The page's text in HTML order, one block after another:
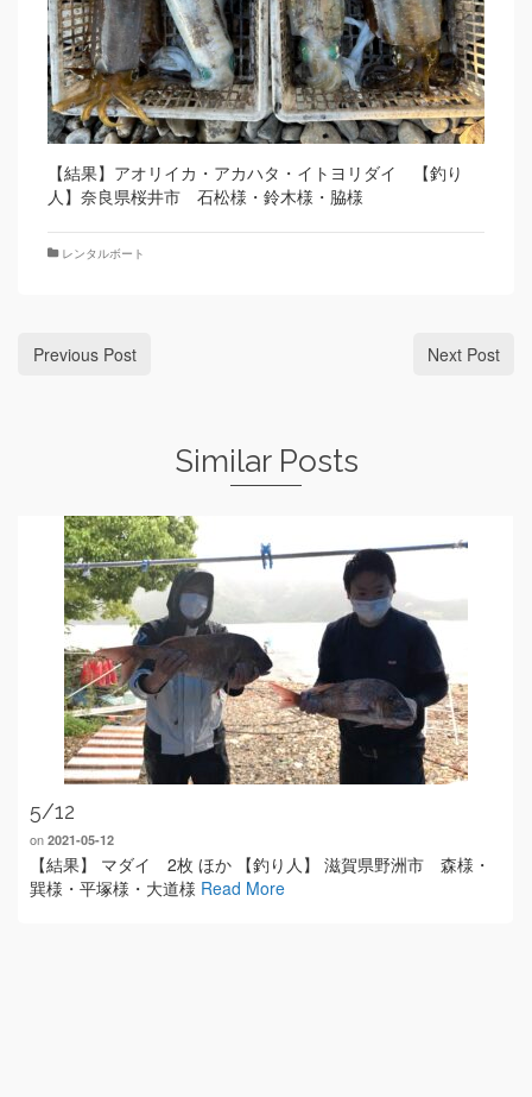
【結果】アオリイカ・アカハタ・イトヨリダイ 【釣り
人】奈良県桜井市 石松様・鈴木様・脇様
レンタルボート
Previous Post Next Post
Similar Posts
5/12
on 2021-05-12
【結果】 マダイ 2枚 ほか 【釣り人】 滋賀県野洲市 森様・
巽様・平塚様・大道様 Read More